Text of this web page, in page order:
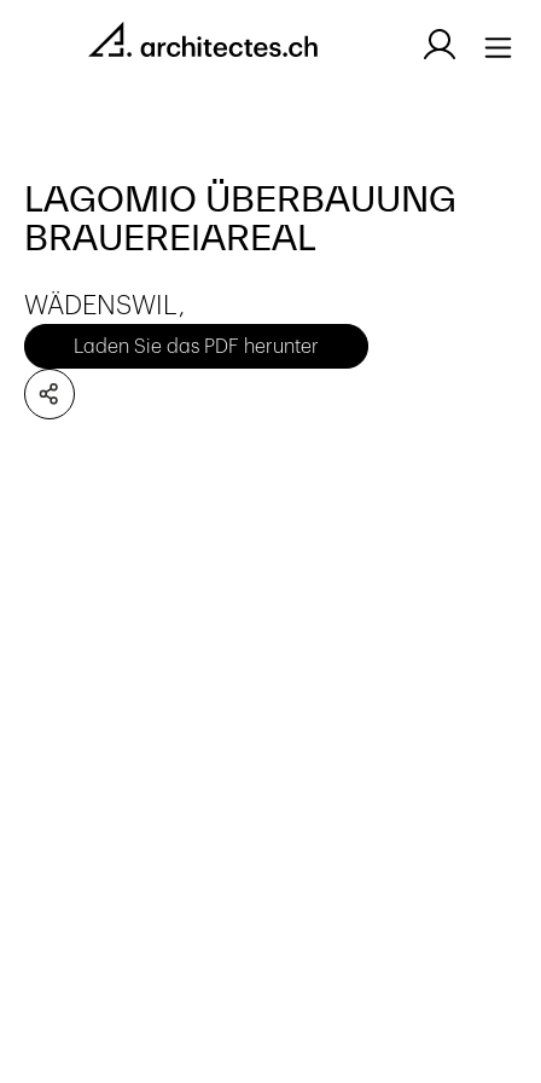
LAGOMIO ÜBERBAUUNG
BRAUEREIAREAL
WÄDENSWIL,
Laden Sie das PDF herunter